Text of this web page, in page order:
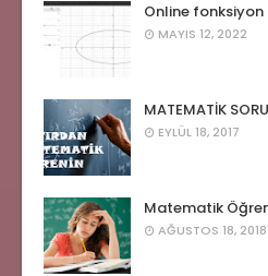
Online
MAYIS 12, 2022
MATEMATİK
EYLÜL 18, 2017
Matematik
AĞUSTOS 18, 2018